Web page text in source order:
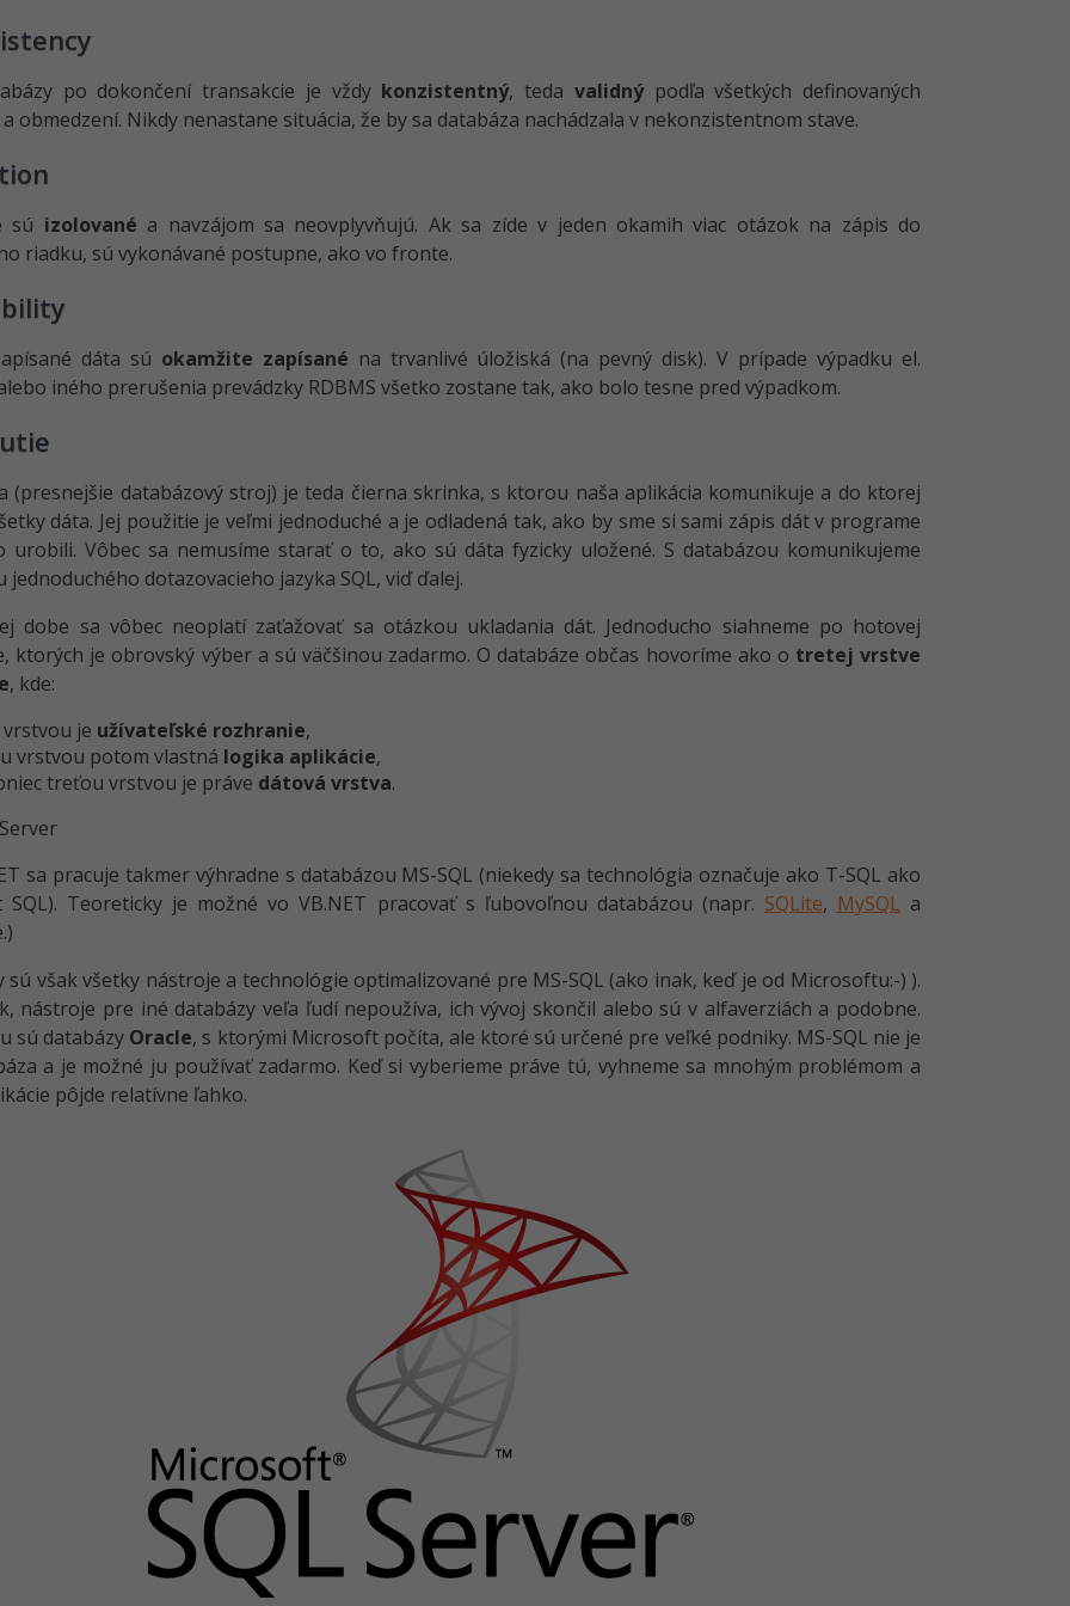
po dokončení transakcie je vždy konzistentný, teda validnýpodľa všetkých definovaných
obmedzení. Nikdy nenastane situácia, že by sa databáza nachádzala v nekonzistentnom stave.
sú izolované a navzájom sa neovplyvňujú. Ak sa zíde v jeden okamih viac otázok na zápis do
riadku, sú vykonávané postupne, ako vo fronte.
dáta sú okamžite zapísané na trvanlivé úložiská (na pevný disk). V prípade výpadku el.
iného prerušenia prevádzky RDBMS všetko zostane tak, ako bolo tesne pred výpadkom.
(presnejšie databázový stroj) je teda čierna skrinka, s ktorou naša aplikácia komunikuje a do ktorej
dáta. Jej použitie je veľmi jednoduché a je odladená tak, ako by sme si sami zápis dát v programe
urobili. Vôbec sa nemusíme starať o to, ako sú dáta fyzicky uložené. S databázou komunikujeme
jednoduchého dotazovacieho jazyka SQL, viď ďalej.
dobe sa vôbec neoplatí zaťažovať sa otázkou ukladania dát. Jednoducho siahneme po hotovej
ktorých je obrovský výber a sú väčšinou zadarmo. O databáze občas hovoríme ako o tretej vrstve
, kde:
je užívateľské rozhranie,
vrstvou potom vlastná logika aplikácie,
treťou vrstvou je práve dátová vrstva.
sa pracuje takmer výhradne s databázou MS-SQL (niekedy sa technológia označuje ako T-SQL ako
SQL). Teoreticky je možné vo VB.NET pracovať s ľubovoľnou databázou (napr. SQLite, MySQL a
sú však všetky nástroje a technológie optimalizované pre MS-SQL (ako inak, keď je od Microsoftu:-) ).
nástroje pre iné databázy veľa ľudí nepoužíva, ich vývoj skončil alebo sú v alfaverziách a podobne.
sú databázy Oracle, s ktorými Microsoft počíta, ale ktoré sú určené pre veľké podniky. MS-SQL nie je
a je možné ju používať zadarmo. Keď si vyberieme práve tú, vyhneme sa mnohým problémom a
pôjde relatívne ľahko.